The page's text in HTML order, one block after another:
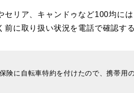
セリア、キャンドゥなど100均に
前に取り扱い状況を電話で確認す
険に自転車特約を付けたので、携帯用